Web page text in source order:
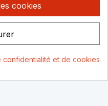
par :
cookies
confidentialité et de cookies